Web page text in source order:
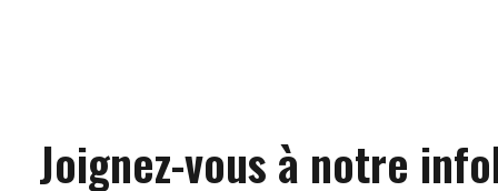
Joignez-vous à notre